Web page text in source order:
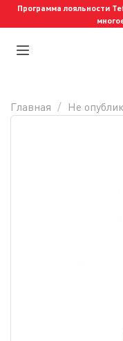
Программа лояльности
Главная Не